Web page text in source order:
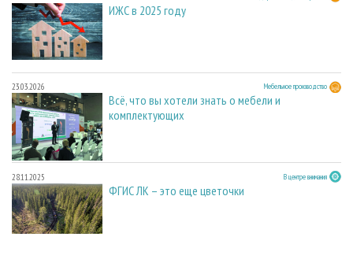
ИЖС в 2025 году
23.03.2026 Мебельное производство
Всё, что вы хотели знать о мебели и
комплектующих
28.11.2025 В центре внимания
ФГИС ЛК – это еще цветочки